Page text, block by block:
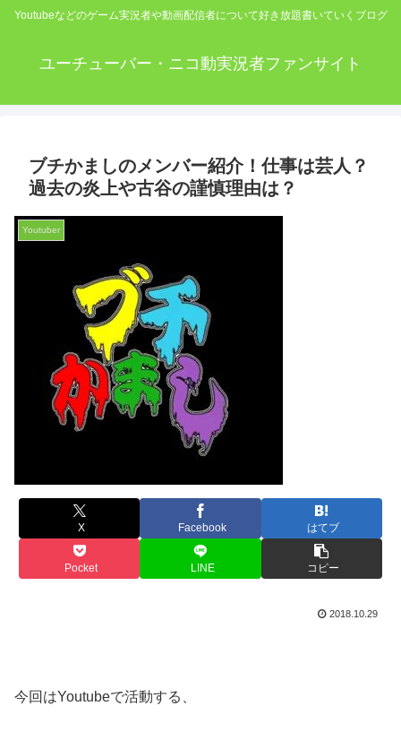
Youtubeなどのゲーム実況者や動画配信者について好き放題書いていくブログ
ユーチューバー・ニコ動実況者ファンサイト
ブチかましのメンバー紹介！仕事は芸人？
過去の炎上や古谷の謹慎理由は？
Youtuber
X Facebook はてブ
Pocket LINE コピー
2018.10.29
今回はYoutubeで活動する、